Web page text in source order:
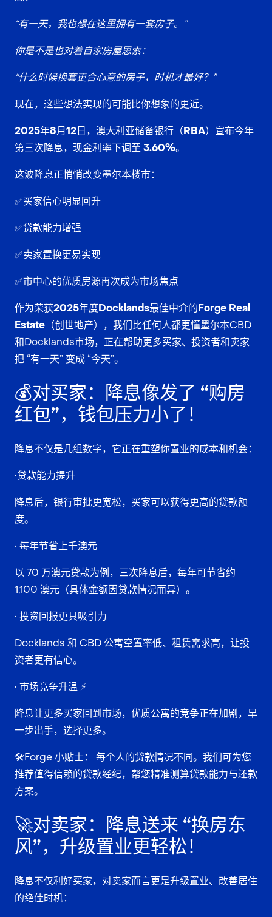
“有一天，我也想在这里拥有一套房子。”
你是不是也对着自家房屋思索：
“什么时候换套更合心意的房子，时机才最好？”
现在，这些想法实现的可能比你想象的更近。
2025年8月12日，澳大利亚储备银行（RBA）宣布今年
第三次降息，现金利率下调至 3.60%。
这波降息正悄悄改变墨尔本楼市：
✅买家信心明显回升
✅贷款能力增强
✅卖家置换更易实现
✅市中心的优质房源再次成为市场焦点
作为荣获2025年度Docklands最佳中介的Forge Real
Estate（创世地产） ，我们比任何人都更懂墨尔本CBD
和Docklands市场，正在帮助更多买家、投资者和卖家
把 “有一天” 变成 “今天”。
💰对买家：降息像发了 “购房
红包”，钱包压力小了！
降息不仅是几组数字，它正在重塑你置业的成本和机会：
•贷款能力提升
降息后，银行审批更宽松，买家可以获得更高的贷款额
度。
• 每年节省上千澳元
以 70 万澳元贷款为例，三次降息后，每年可节省约
1,100 澳元（具体金额因贷款情况而异）。
• 投资回报更具吸引力
Docklands 和 CBD 公寓空置率低、租赁需求高，让投
资者更有信心。
• 市场竞争升温 ⚡
降息让更多买家回到市场，优质公寓的竞争正在加剧，早
一步出手，选择更多。
🛠Forge 小贴士： 每个人的贷款情况不同。我们可为您
推荐值得信赖的贷款经纪，帮您精准测算贷款能力与还款
方案。
🚀对卖家：降息送来 “换房东
风”，升级置业更轻松！
降息不仅利好买家，对卖家而言更是升级置业、改善居住
的绝佳时机：